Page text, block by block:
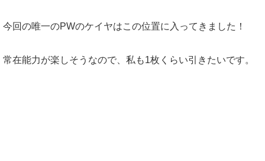
今回の唯一のPWのケイヤはこの位置に入ってきました！
常在能力が楽しそうなので、私も1枚くらい引きたいです。